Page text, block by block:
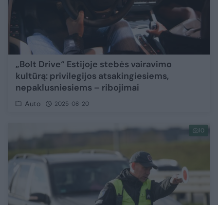
„Bolt Drive“ Estijoje stebės vairavimo
kultūrą: privilegijos atsakingiesiems,
nepaklusniesiems – ribojimai
Auto 2025-08-20
10